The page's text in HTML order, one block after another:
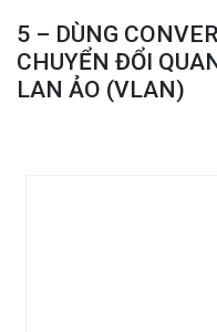
5 – DÙNG
CHUYỂN ĐỔI
LAN ẢO (VLAN)